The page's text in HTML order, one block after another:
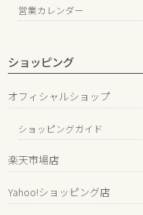
営業カレンダー
ショッピング
オフィシャルショップ
ショッピングガイド
楽天市場店
Yahoo!ショッピング店